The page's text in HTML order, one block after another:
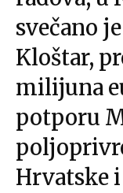
svečano
Kloštar,
milijuna
potporu
Hrvatske